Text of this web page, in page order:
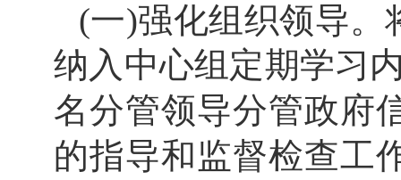
(一)强化组织领导。
纳入中心组 定期学习
名分管领导分管政府
的指导和监督检查工